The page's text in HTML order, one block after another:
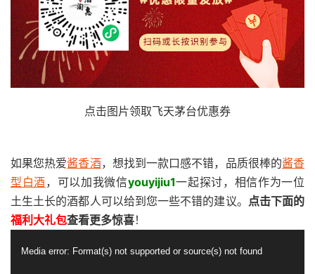
点击图片领取飞天茅台优惠券
如果您热爱酱香酒，想找到一款口感不错，品质很棒的酱香
型白酒，可以加我微信youyijiu1一起探讨，相信作为一位
土生土长的酒都人可以给到您一些不错的建议。 点击下面的
福利大礼包查看更多惊喜！
Media error: Format(s) not supported or source(s) not found